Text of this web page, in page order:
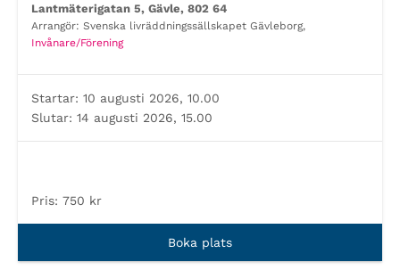
Lantmäterigatan 5, Gävle, 802 64
Arrangör: Svenska livräddningssällskapet Gävleborg,
Invånare/Förening
Startar: 10 augusti 2026, 10.00
Slutar: 14 augusti 2026, 15.00
Pris: 750 kr
Boka plats